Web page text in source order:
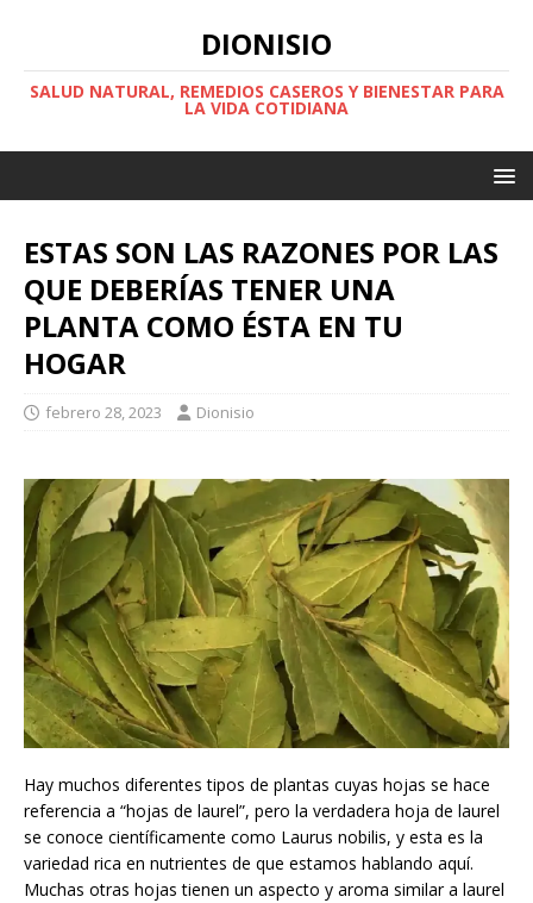
DIONISIO
SALUD NATURAL, REMEDIOS CASEROS Y BIENESTAR PARA
LA VIDA COTIDIANA
ESTAS SON LAS RAZONES POR LAS
QUE DEBERÍAS TENER UNA
PLANTA COMO ÉSTA EN TU
HOGAR
febrero 28, 2023 Dionisio
Hay muchos diferentes tipos de plantas cuyas hojas se hace
referencia a “hojas de laurel”, pero la verdadera hoja de laurel
se conoce científicamente como Laurus nobilis, y esta es la
variedad rica en nutrientes de que estamos hablando aquí.
Muchas otras hojas tienen un aspecto y aroma similar a laurel